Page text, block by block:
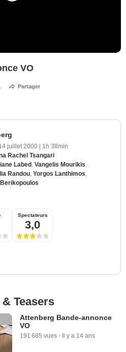
VO
Partager
juillet 2000 | 1h 38min
Rachel Tsangari
Labed Vangelis Mourikis
Randou Yorgos Lanthimos
Spectateurs
3,0
Teasers
Attenberg Bande-annonce
VO
191 685 vues - Il y a 14 ans